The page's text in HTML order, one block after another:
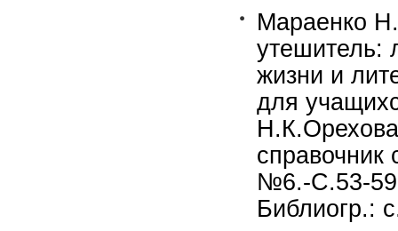
Мараенко
утешитель:
жизни и
для
справочник
№6.-С.53-
Библиогр.: